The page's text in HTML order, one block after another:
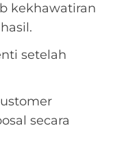
kekhawatiran
setelah
secara